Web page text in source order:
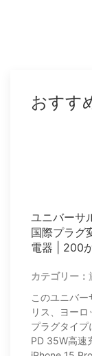
おすす
ユニバーサ
国際プラグ
電器 | 200
カテゴリー：
このユニバ
リス、ヨー
プラグタイプ
PD 35W高速